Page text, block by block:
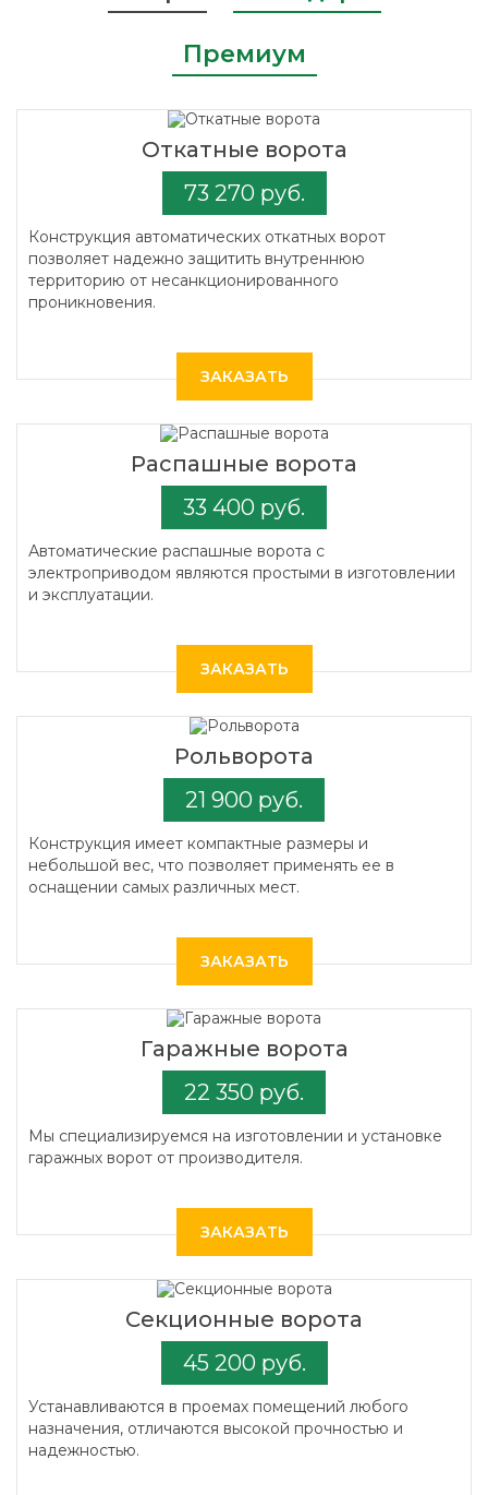
Премиум
Откатные ворота
73 270 руб.
Конструкция автоматических откатных ворот
позволяет надежно защитить внутреннюю
территорию от несанкционированного
проникновения.
ЗАКАЗАТЬ
Распашные ворота
33 400 руб.
Автоматические распашные ворота с
электроприводом являются простыми в изготовлении
и эксплуатации.
ЗАКАЗАТЬ
Рольворота
21 900 руб.
Конструкция имеет компактные размеры и
небольшой вес, что позволяет применять ее в
оснащении самых различных мест.
ЗАКАЗАТЬ
Гаражные ворота
22 350 руб.
Мы специализируемся на изготовлении и установке
гаражных ворот от производителя.
ЗАКАЗАТЬ
Секционные ворота
45 200 руб.
Устанавливаются в проемах помещений любого
назначения, отличаются высокой прочностью и
надежностью.